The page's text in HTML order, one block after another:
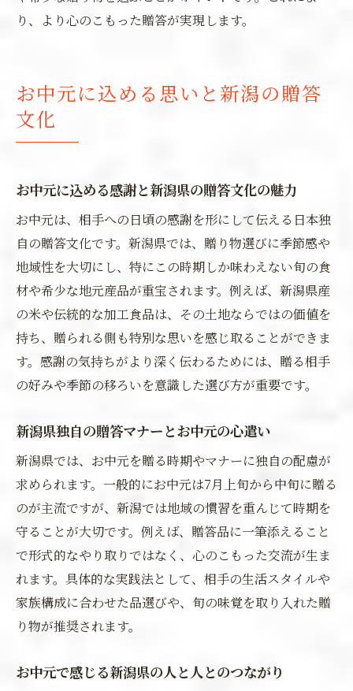
り、より心のこもった贈答が実現します。
お中元に込める思いと新潟の贈答
文化
お中元に込める感謝と新潟県の贈答文化の魅力
お中元は、相手への日頃の感謝を形にして伝える日本独
自の贈答文化です。新潟県では、贈り物選びに季節感や
地域性を大切にし、特にこの時期しか味わえない旬の食
材や希少な地元産品が重宝されます。例えば、新潟県産
の米や伝統的な加工食品は、その土地ならではの価値を
持ち、贈られる側も特別な思いを感じ取ることができま
す。感謝の気持ちがより深く伝わるためには、贈る相手
の好みや季節の移ろいを意識した選び方が重要です。
新潟県独自の贈答マナーとお中元の心遣い
新潟県では、お中元を贈る時期やマナーに独自の配慮が
求められます。一般的にお中元は7月上旬から中旬に贈る
のが主流ですが、新潟では地域の慣習を重んじて時期を
守ることが大切です。例えば、贈答品に一筆添えること
で形式的なやり取りではなく、心のこもった交流が生ま
れます。具体的な実践法として、相手の生活スタイルや
家族構成に合わせた品選びや、旬の味覚を取り入れた贈
り物が推奨されます。
お中元で感じる新潟県の人と人とのつながり